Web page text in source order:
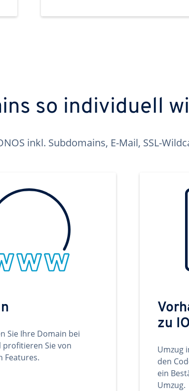
so individuell
inkl. Subdomains, E-Mail, SSL-
Sie Ihre Domain bei
profitieren Sie von
Features.
zu
Umzug
den
ein
Umzug.